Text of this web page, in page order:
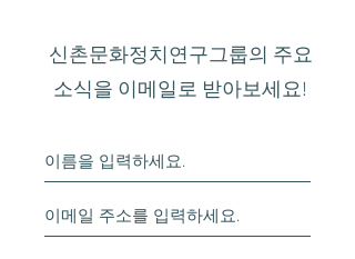
신촌문화정치연구그룹의 주요
소식을 이메일로 받아보세요!